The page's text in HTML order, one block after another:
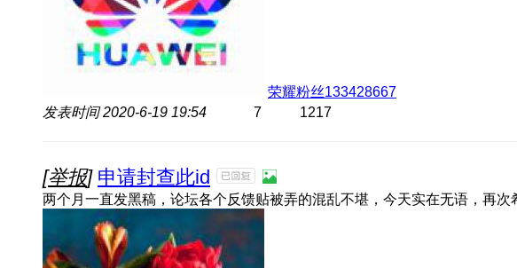
荣耀粉丝133428667
发表时间2020-6-19 19:54 7 1217
[举报] 申请封查此id